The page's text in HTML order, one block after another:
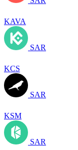
KAVA
SAR
KCS
SAR
KSM
SAR